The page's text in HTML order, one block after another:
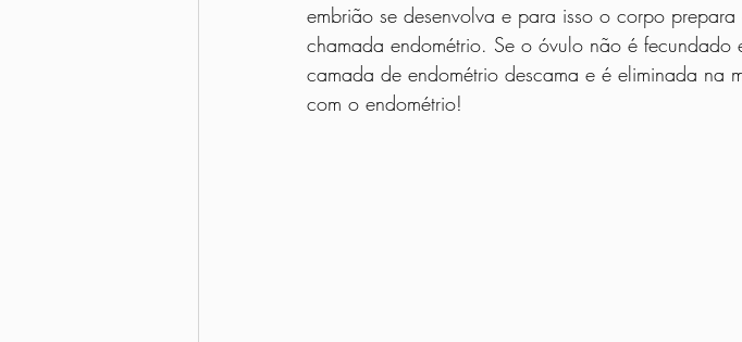
Receitas para Congelar Saudável na Prática Em uma Panela Só
embrião se desenvolva e para isso o corpo
chamada endométrio. Se o óvulo não é
camada de endométrio descama e é eliminada na
com o endométrio!